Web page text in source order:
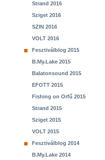
Strand 2016
Sziget 2016
SZIN 2016
VOLT 2016
Fesztiválblog 2015
B.My.Lake 2015
Balatonsound 2015
EFOTT 2015
Fishing on Orfű 2015
Strand 2015
Sziget 2015
VOLT 2015
Fesztiválblog 2014
B.My.Lake 2014